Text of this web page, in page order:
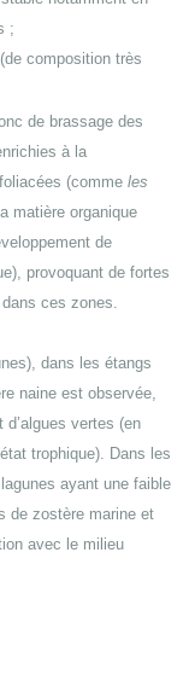
;
composition très
de brassage des
à la
(comme les
matière organique
de
provoquant de fortes
ces zones.
dans les étangs
naine est observée,
d’algues vertes (en
trophique). Dans les
ayant une faible
de zostère marine et
avec le milieu